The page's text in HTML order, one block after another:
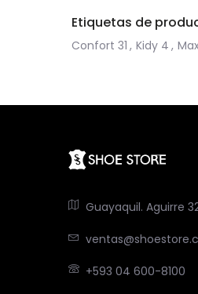
Etiquetas de
Confort 31 , Kidy 4 ,
Guayaquil. Aguirre
+593 04 600-8100